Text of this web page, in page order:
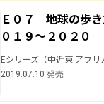
Ｅ０７ 地球の歩
０１９～２０２０
Eシリーズ（中近東 アフ
2019.07.10 発売